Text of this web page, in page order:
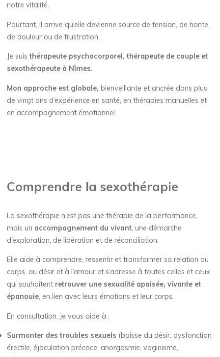
notre vitalité.
Pourtant, il arrive qu’elle devienne source de tension, de honte,
de douleur ou de frustration.
Je suis thérapeute psychocorporel, thérapeute de couple et
sexothérapeute à Nîmes.
Mon approche est globale, bienveillante et ancrée dans plus
de vingt ans d’expérience en santé, en thérapies manuelles et
en accompagnement émotionnel.
Comprendre la sexothérapie
La sexothérapie n’est pas une thérapie de la performance,
mais un accompagnement du vivant, une démarche
d’exploration, de libération et de réconciliation.
Elle aide à comprendre, ressentir et transformer sa relation au
corps, au désir et à l’amour et s’adresse à toutes celles et ceux
qui souhaitent retrouver une sexualité apaisée, vivante et
épanouie, en lien avec leurs émotions et leur corps.
En consultation, je vous aide à :
Surmonter des troubles sexuels (baisse du désir, dysfonction
érectile, éjaculation précoce, anorgasmie, vaginisme,